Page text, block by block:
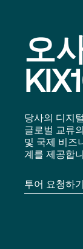
파트너
전문성 및 리
소개
Language
오
당사의 디지
글로벌 교류
및 국제 비즈
계를 제공합
투어 요청하기